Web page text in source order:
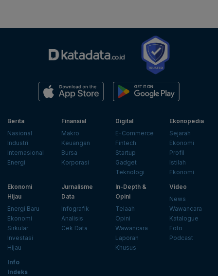
Berita
Nasional
Industri
Internasional
Energi
Finansial
Makro
Keuangan
Bursa
Korporasi
Digital
E-Commerce
Fintech
Startup
Gadget
Teknologi
Ekonopedia
Sejarah
Ekonomi
Profil
Istilah
Ekonomi
Ekonomi
Hijau
Energi Baru
Ekonomi
Sirkular
Investasi
Hijau
Jurnalisme
Data
Infografik
Analisis
Cek Data
In-Depth &
Opini
Telaah
Opini
Wawancara
Laporan
Khusus
Video
News
Wawancara
Katalogue
Foto
Podcast
Info
Indeks